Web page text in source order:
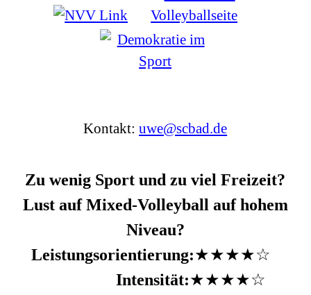
Kontakt: uwe@scbad.de
Zu wenig Sport und zu viel Freizeit?
Lust auf Mixed-Volleyball auf hohem
Niveau?
Leistungsorientierung:★★★★☆
Intensität:★★★★☆